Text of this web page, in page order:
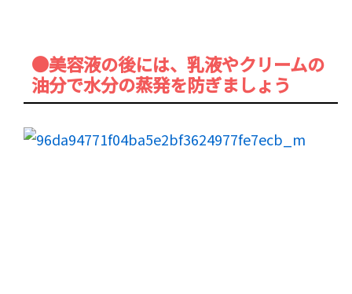
●美容液の後には、乳液やクリームの
油分で水分の蒸発を防ぎましょう